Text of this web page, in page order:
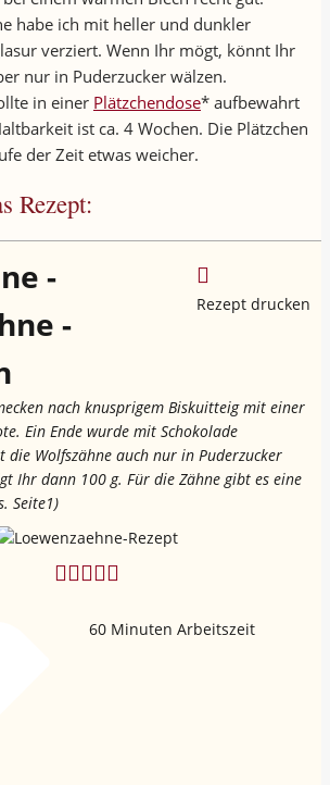
habe ich mit heller und dunkler
verziert. Wenn Ihr mögt, könnt Ihr
nur in Puderzucker wälzen.
in einer Plätzchendose* aufbewahrt
ist ca. 4 Wochen. Die Plätzchen
der Zeit etwas weicher.
Rezept:
Rezept drucken
-
-
nach knusprigem Biskuitteig mit einer
Ein Ende wurde mit Schokolade
die Wolfszähne auch nur in Puderzucker
Ihr dann 100 g. Für die Zähne gibt es eine
Seite1)
60 Minuten Arbeitszeit